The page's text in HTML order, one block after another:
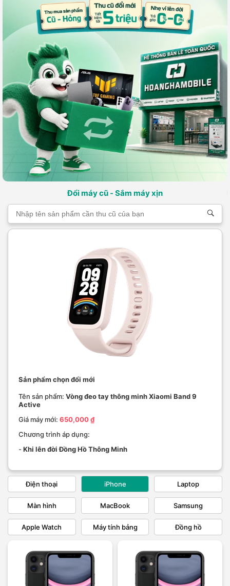
Đổi máy cũ - Sắm máy xịn
Sản phẩm chọn đổi mới
Tên sản phẩm: Vòng đeo tay thông minh Xiaomi Band 9
Active
Giá máy mới: 650,000 ₫
Chương trình áp dụng:
- Khi lên đời Đồng Hồ Thông Minh
Điện thoại iPhone Laptop
Màn hình MacBook Samsung
Apple Watch Máy tính bảng Đồng hồ